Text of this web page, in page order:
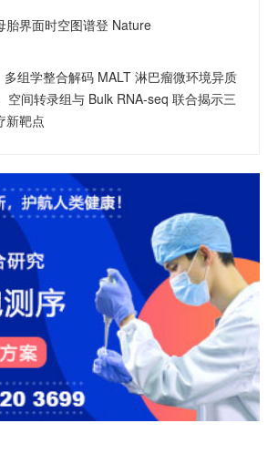
胎界面时空图谱登 Nature
组学整合解码 MALT 淋巴瘤微环境异质
空间转录组与 Bulk RNA-seq 联合揭示三
新靶点